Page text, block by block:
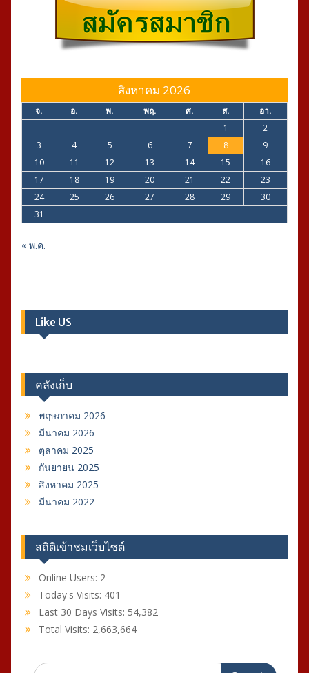
สิงหาคม 2026
จ. อ. พ. พฤ. ศ. ส.
อา.
1
2
3
4 5 6 7 8
9
10
11 12 13 14 15
16
17
18 19 20 21 22
23
24
25 26 27 28 29
30
31
« พ.ค.
Like US
คลังเก็บ
พฤษภาคม 2026
มีนาคม 2026
ตุลาคม 2025
กันยายน 2025
สิงหาคม 2025
มีนาคม 2022
สถิติเข้าชมเว็บไซต์
Online Users: 2
Today's Visits: 401
Last 30 Days Visits: 54,382
Total Visits: 2,663,664
Search